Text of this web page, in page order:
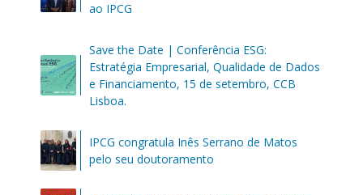
ao IPCG
Save the Date | Conferência ESG:
Estratégia Empresarial, Qualidade de Dados
e Financiamento, 15 de setembro, CCB
Lisboa.
IPCG congratula Inês Serrano de Matos
pelo seu doutoramento